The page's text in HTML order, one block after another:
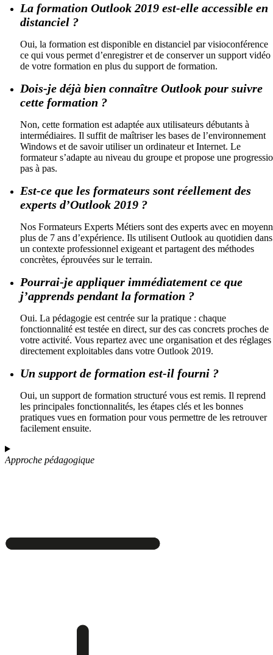
La formation Outlook 2019 est-elle accessible en
distanciel ?
Oui, la formation est disponible en distanciel par visioconférence
ce qui vous permet d’enregistrer et de conserver un support vidéo
de votre formation en plus du support de formation.
Dois-je déjà bien connaître Outlook pour suivre
cette formation ?
Non, cette formation est adaptée aux utilisateurs débutants à
intermédiaires. Il suffit de maîtriser les bases de l’environnement
Windows et de savoir utiliser un ordinateur et Internet. Le
formateur s’adapte au niveau du groupe et propose une
pas à pas.
Est-ce que les formateurs sont réellement des
experts d’Outlook 2019 ?
Nos Formateurs Experts Métiers sont des experts avec en
plus de 7 ans d’expérience. Ils utilisent Outlook au quotidien dans
un contexte professionnel exigeant et partagent des méthodes
concrètes, éprouvées sur le terrain.
Pourrai-je appliquer immédiatement ce que
j’apprends pendant la formation ?
Oui. La pédagogie est centrée sur la pratique : chaque
fonctionnalité est testée en direct, sur des cas concrets proches de
votre activité. Vous repartez avec une organisation et des réglages
directement exploitables dans votre Outlook 2019.
Un support de formation est-il fourni ?
Oui, un support de formation structuré vous est remis. Il reprend
les principales fonctionnalités, les étapes clés et les bonnes
pratiques vues en formation pour vous permettre de les retrouver
facilement ensuite.
Approche pédagogique